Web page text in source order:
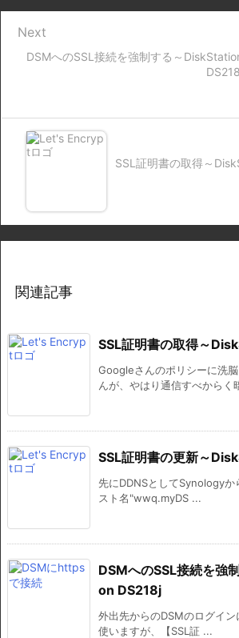
DSMへのSSL接続を強制する～
Next
SSL証明書の取得～
関連記事
SSL証明書の取得～
Googleさんのポリシーに洗
んが、やはり通信すべからく
SSL証明書の更新～
先にDDNSとしてSynologyか
スト名"wwq.myDS ...
DSMへのSSL接続を強
on DS218j
外出先からのDSMのログイ
使いますが、【SSL証 ...